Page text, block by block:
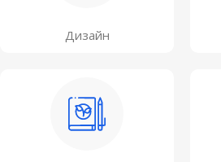
Дизайн